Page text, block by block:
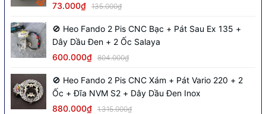
73.000₫ 135.000₫
🚫 Heo Fando 2 Pis CNC Bạc + Pát Sau Ex 135 +
Dây Dầu Đen + 2 Ốc Salaya
600.000₫ 804.000₫
🚫 Heo Fando 2 Pis CNC Xám + Pát Vario 220 + 2
Ốc + Đĩa NVM S2 + Dây Dầu Đen Inox
880.000₫ 1.315.000₫